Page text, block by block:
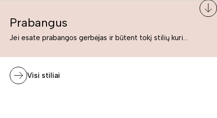
Prabangus
Jei esate prabangos gerbėjas ir būtent tokį stilių kuriate savo namuose ar biure, tuomet solidūs, prabangūs baldai nepriekaištingai įsilies į Jūsų kuriamą interjerą.
Visi stiliai